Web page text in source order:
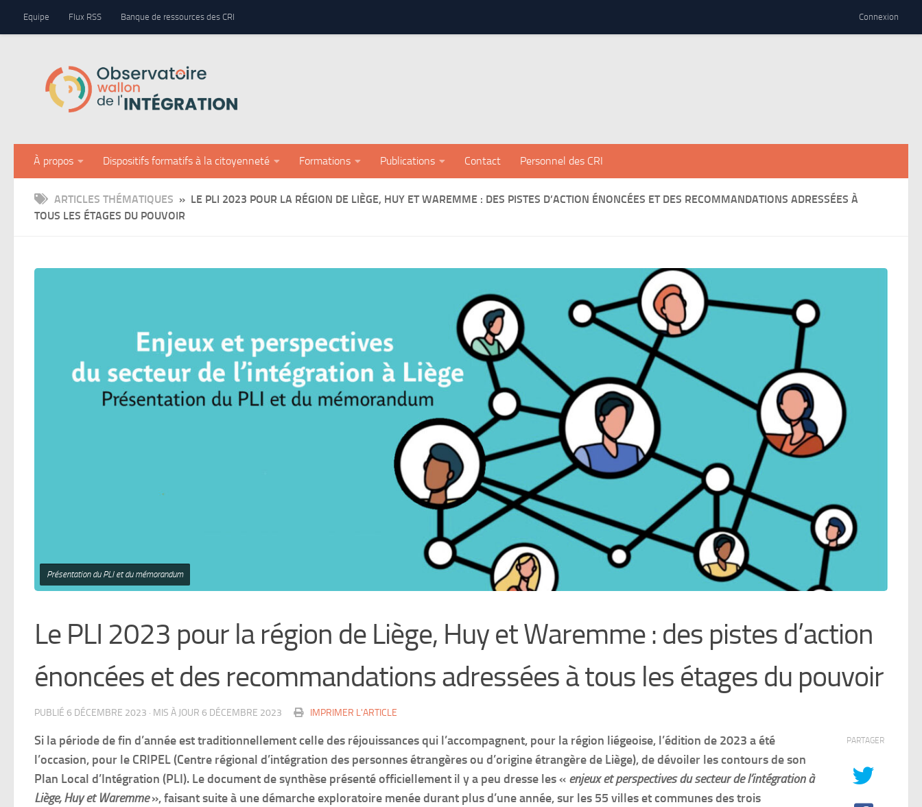
Skip to content
Equipe Flux RSS Banque de ressources des CRI Connexion
À propos Dispositifs formatifs à la citoyenneté Formations Publications Contact Personnel des CRI
ARTICLES THÉMATIQUES » LE PLI 2023 POUR LA RÉGION DE LIÈGE, HUY ET WAREMME : DES PISTES D’ACTION ÉNONCÉES ET DES RECOMMANDATIONS ADRESSÉES À
TOUS LES ÉTAGES DU POUVOIR
Présentation du PLI et du mémorandum
Le PLI 2023 pour la région de Liège, Huy et Waremme : des pistes d’action
énoncées et des recommandations adressées à tous les étages du pouvoir
PUBLIÉ 6 DÉCEMBRE 2023 · MIS À JOUR 6 DÉCEMBRE 2023 IMPRIMER L'ARTICLE
Si la période de fin d’année est traditionnellement celle des réjouissances qui l’accompagnent, pour la région liégeoise, l’édition de 2023 a été
l’occasion, pour le CRIPEL (Centre régional d’intégration des personnes étrangères ou d’origine étrangère de Liège), de dévoiler les contours de son
Plan Local d’Intégration (PLI). Le document de synthèse présenté officiellement il y a peu dresse les « enjeux et perspectives du secteur de l’intégration à
Liège, Huy et Waremme», faisant suite à une démarche exploratoire menée durant plus d’une année, sur les 55 villes et communes des trois
PARTAGER